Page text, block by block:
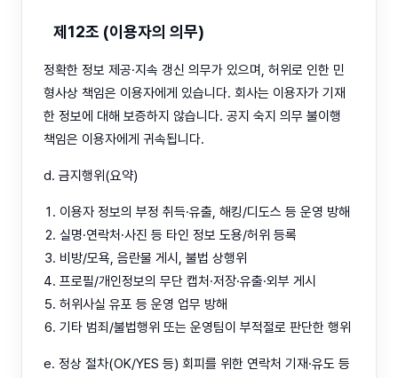
제12조 (이용자의 의무)
정확한 정보 제공·지속 갱신 의무가 있으며, 허위로 인한 민
형사상 책임은 이용자에게 있습니다. 회사는 이용자가 기재
한 정보에 대해 보증하지 않습니다. 공지 숙지 의무 불이행
책임은 이용자에게 귀속됩니다.
d. 금지행위(요약)
이용자 정보의 부정 취득·유출, 해킹/디도스 등 운영 방해
실명·연락처·사진 등 타인 정보 도용/허위 등록
비방/모욕, 음란물 게시, 불법 상행위
프로필/개인정보의 무단 캡처·저장·유출·외부 게시
허위사실 유포 등 운영 업무 방해
기타 범죄/불법행위 또는 운영팀이 부적절로 판단한 행위
e. 정상 절차(OK/YES 등) 회피를 위한 연락처 기재·유도 등